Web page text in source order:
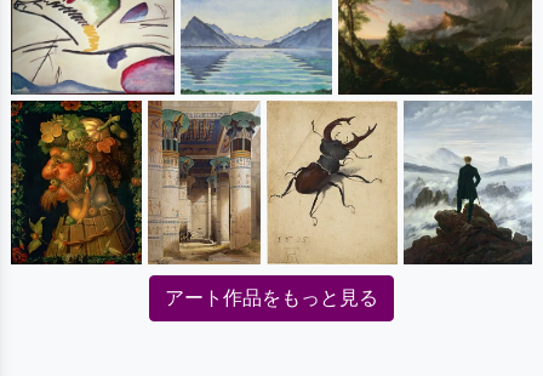
アート作品をもっと見る